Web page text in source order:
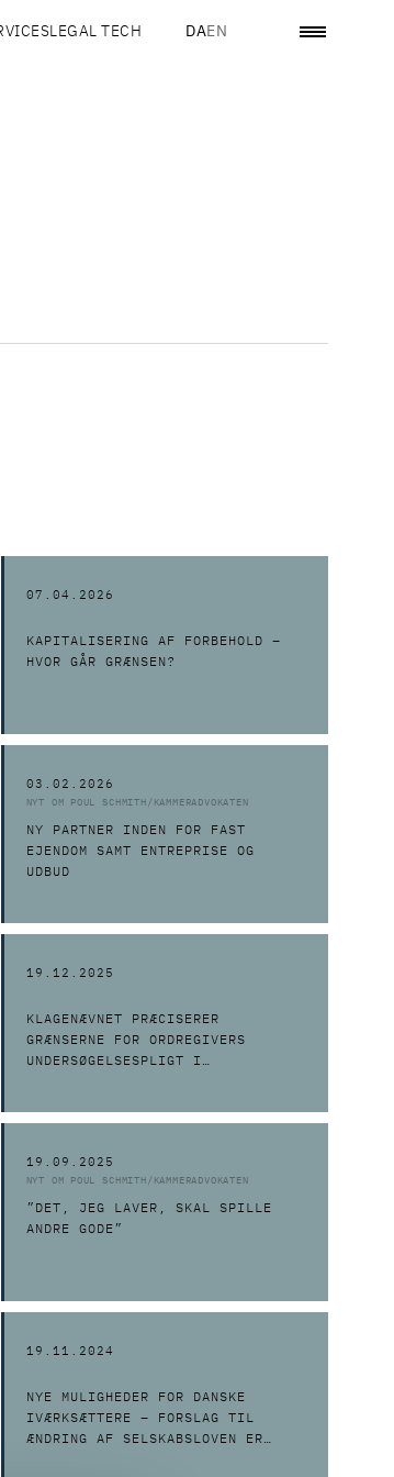
LEGAL TECH DAEN
07.04.2026
KAPITALISERING AF FORBEHOLD –
HVOR GÅR GRÆNSEN?
03.02.2026
NYT OM POUL SCHMITH/KAMMERADVOKATEN
NY PARTNER INDEN FOR FAST
EJENDOM SAMT ENTREPRISE OG
UDBUD
19.12.2025
KLAGENÆVNET PRÆCISERER
GRÆNSERNE FOR ORDREGIVERS
UNDERSØGELSESPLIGT I
19.09.2025
NYT OM POUL SCHMITH/KAMMERADVOKATEN
”DET, JEG LAVER, SKAL SPILLE
ANDRE GODE”
19.11.2024
NYE MULIGHEDER FOR DANSKE
IVÆRKSÆTTERE – FORSLAG TIL
ÆNDRING AF SELSKABSLOVEN ER